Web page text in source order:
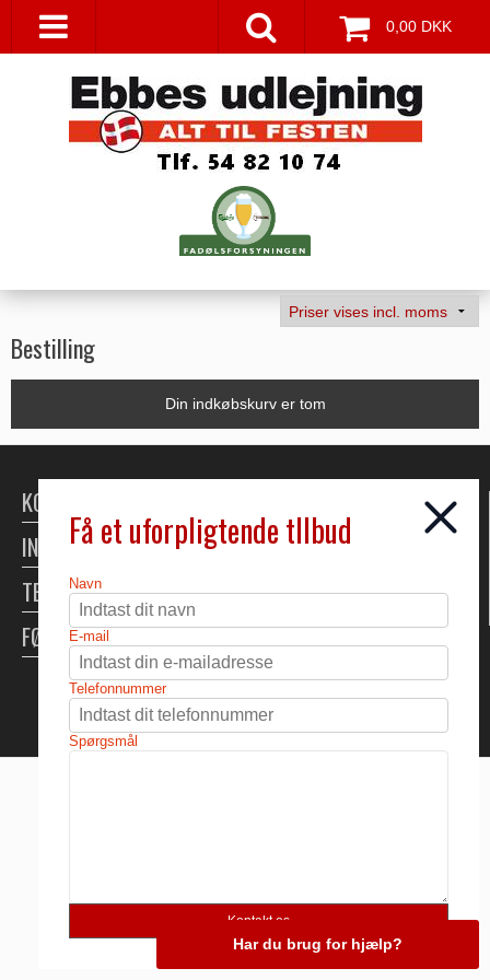
0,00 DKK
Bestilling
Din indkøbskurv er tom
KONTAKT
INFORMATION
TELTUDLEJNING
FØLG OS
Skabt med ♥ af DanDomain
Få et uforpligtende tllbud
Navn
E-mail
Telefonnummer
Spørgsmål
Har du brug for hjælp?